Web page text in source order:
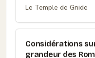
Le Temple de Gnide
Considérations
grandeur des